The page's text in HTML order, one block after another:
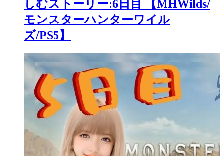
しむストーリー:6日目 【MHWilds/
モンスターハンターワイル
ズ/PS5】